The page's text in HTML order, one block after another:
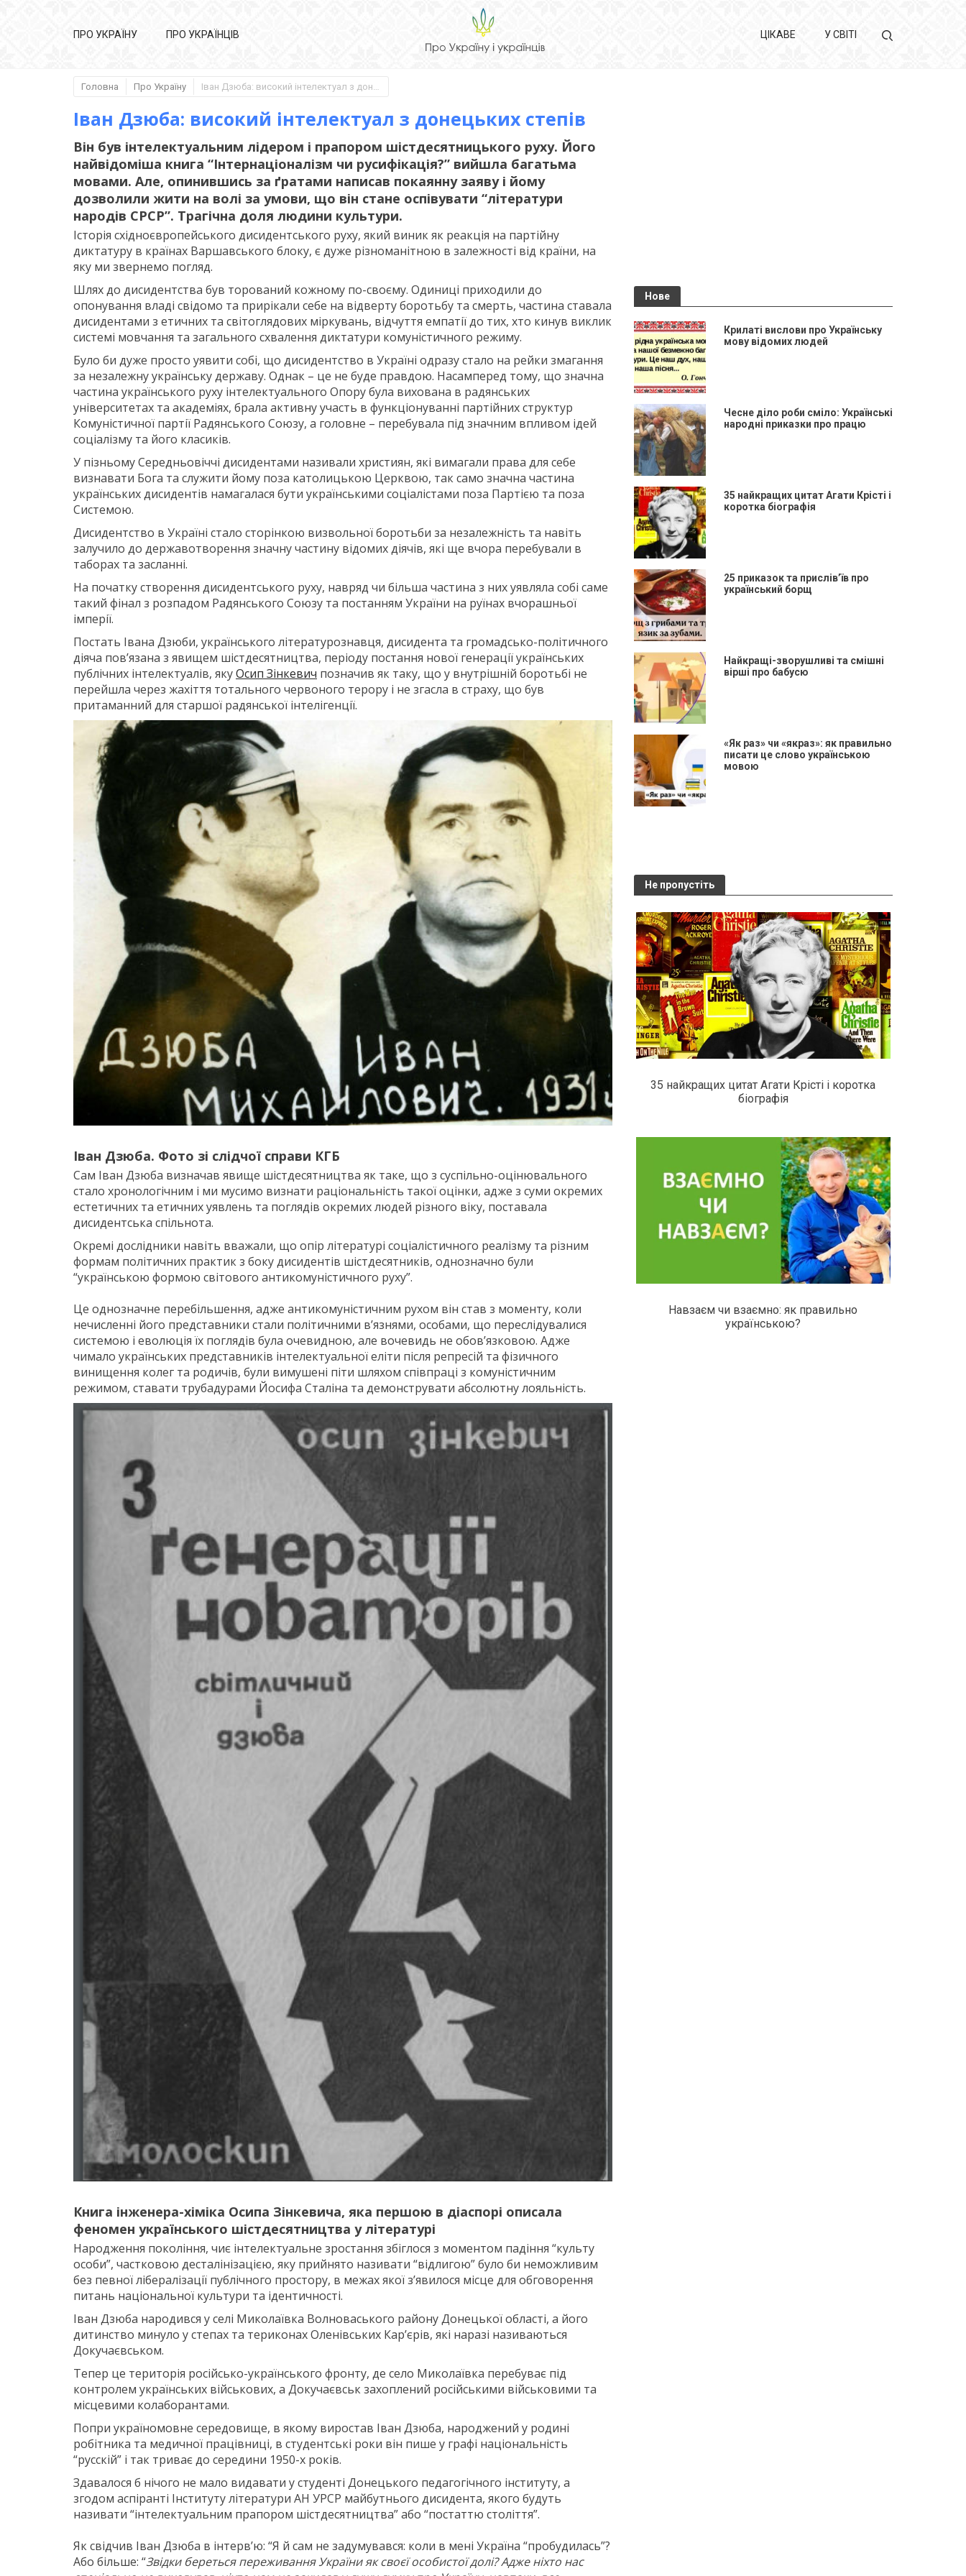
ПРО УКРАЇНУ ПРО УКРАЇНЦІВ ЦІКАВЕ У СВІТІ
Головна Про Україну Іван Дзюба: високий інтелектуал з донецьких степів
Іван Дзюба: високий інтелектуал з донецьких степів
Він був інтелектуальним лідером і прапором шістдесятницького руху. Його
найвідоміша книга “Інтернаціоналізм чи русифікація?” вийшла багатьма
мовами. Але, опинившись за ґратами написав покаянну заяву і йому
дозволили жити на волі за умови, що він стане оспівувати “літератури
народів СРСР”. Трагічна доля людини культури.
Історія східноєвропейського дисидентського руху, який виник як реакція на партійну
диктатуру в країнах Варшавського блоку, є дуже різноманітною в залежності від країни, на
яку ми звернемо погляд.
Шлях до дисидентства був торований кожному по-своєму. Одиниці приходили до
опонування владі свідомо та прирікали себе на відверту боротьбу та смерть, частина ставала
дисидентами з етичних та світоглядових міркувань, відчуття емпатії до тих, хто кинув виклик
системі мовчання та загального схвалення диктатури комуністичного режиму.
Було би дуже просто уявити собі, що дисидентство в Україні одразу стало на рейки змагання
за незалежну українську державу. Однак – це не буде правдою. Насамперед тому, що значна
частина українського руху інтелектуального Опору була вихована в радянських
університетах та академіях, брала активну участь в функціонуванні партійних структур
Комуністичної партії Радянського Союзу, а головне – перебувала під значним впливом ідей
соціалізму та його класиків.
У пізньому Середньовіччі дисидентами називали християн, які вимагали права для себе
визнавати Бога та служити йому поза католицькою Церквою, так само значна частина
українських дисидентів намагалася бути українськими соціалістами поза Партією та поза
Системою.
Дисидентство в Україні стало сторінкою визвольної боротьби за незалежність та навіть
залучило до державотворення значну частину відомих діячів, які ще вчора перебували в
таборах та засланні.
На початку створення дисидентського руху, навряд чи більша частина з них уявляла собі саме
такий фінал з розпадом Радянського Союзу та постанням України на руїнах вчорашньої
імперії.
Постать Івана Дзюби, українського літературознавця, дисидента та громадсько-політичного
діяча пов’язана з явищем шістдесятництва, періоду постання нової генерації українських
публічних інтелектуалів, якуОсип Зінкевич позначив як таку, що у внутрішній боротьбі не
перейшла через жахіття тотального червоного терору і не згасла в страху, що був
притаманний для старшої радянської інтелігенції.
Іван Дзюба. Фото зі слідчої справи КГБ
Сам Іван Дзюба визначав явище шістдесятництва як таке, що з суспільно-оцінювального
стало хронологічним і ми мусимо визнати раціональність такої оцінки, адже з суми окремих
естетичних та етичних уявлень та поглядів окремих людей різного віку, поставала
дисидентська спільнота.
Окремі дослідники навіть вважали, що опір літературі соціалістичного реалізму та різним
формам політичних практик з боку дисидентів шістдесятників, однозначно були
“українською формою світового антикомуністичного руху”.
Це однозначне перебільшення, адже антикомуністичним рухом він став з моменту, коли
нечисленні його представники стали політичними в’язнями, особами, що переслідувалися
системою і еволюція їх поглядів була очевидною, але вочевидь не обов’язковою. Адже
чимало українських представників інтелектуальної еліти після репресій та фізичного
винищення колег та родичів, були вимушені піти шляхом співпраці з комуністичним
режимом, ставати трубадурами Йосифа Сталіна та демонструвати абсолютну лояльність.
Книга інженера-хіміка Осипа Зінкевича, яка першою в діаспорі описала
феномен українського шістдесятництва у літературі
Народження покоління, чиє інтелектуальне зростання збіглося з моментом падіння “культу
особи”, частковою десталінізацією, яку прийнято називати “відлигою” було би неможливим
без певної лібералізації публічного простору, в межах якої з’явилося місце для обговорення
питань національної культури та ідентичності.
Іван Дзюба народився у селі Миколаївка Волноваського району Донецької області, а його
дитинство минуло у степах та териконах Оленівських Кар’єрів, які наразі називаються
Докучаєвськом.
Тепер це територія російсько-українського фронту, де село Миколаївка перебуває під
контролем українських військових, а Докучаєвськ захоплений російськими військовими та
місцевими колаборантами.
Попри україномовне середовище, в якому виростав Іван Дзюба, народжений у родині
робітника та медичної працівниці, в студентські роки він пише у графі національність
“русскій” і так триває до середини 1950-х років.
Здавалося б нічого не мало видавати у студенті Донецького педагогічного інституту, а
згодом аспіранті Інституту літератури АН УРСР майбутнього дисидента, якого будуть
називати “інтелектуальним прапором шістдесятництва” або “постаттю століття”.
Як свідчив Іван Дзюба в інтерв’ю: “Я й сам не задумувався: коли в мені Україна “пробудилась”?
Або більше: “Звідки береться переживання України як своєї особистої долі? Адже ніхто нас
Нове
Крилаті вислови про Українську
мову відомих людей
Чесне діло роби сміло: Українські
народні приказки про працю
35 найкращих цитат Агати Крісті і
коротка біографія
25 приказок та прислів’їв про
український борщ
Найкращі-зворушливі та смішні
вірші про бабусю
«Як раз» чи «якраз»: як правильно
писати це слово українською
мовою
Не пропустіть
35 найкращих цитат Агати Крісті і коротка
біографія
Навзаєм чи взаємно: як правильно
українською?